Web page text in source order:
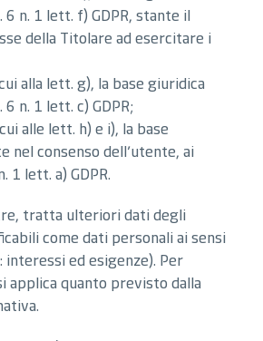
6 n. 1 lett. f) GDPR, stante il
della Titolare ad esercitare i
alla lett. g), la base giuridica
n. 1 lett. c) GDPR;
alle lett. h) e i), la base
nel consenso dell’utente, ai
1 lett. a) GDPR.
tratta ulteriori dati degli
come dati personali ai sensi
interessi ed esigenze). Per
applica quanto previsto dalla